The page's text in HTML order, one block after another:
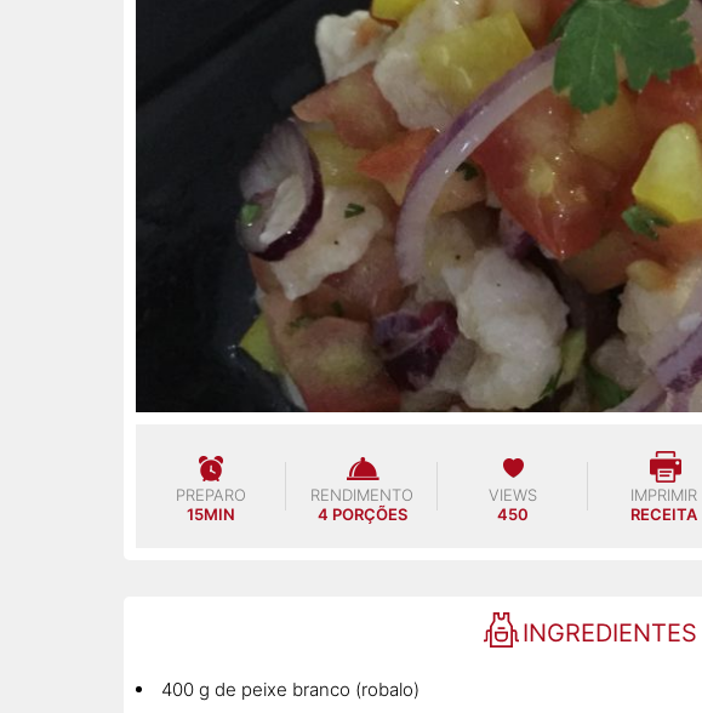
PREPARO
15MIN
RENDIMENTO
4 PORÇÕES
VIEWS
450
IMPRIMIR
RECEITA
INGREDIENTES
400 g de peixe branco (robalo)